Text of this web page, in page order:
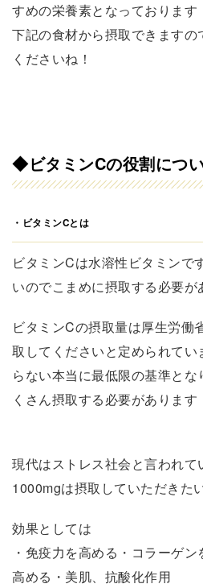
すめの栄養素となっております
下記の食材から摂取できますの
くださいね！
◆ビタミンCの役割につ
・ビタミンCとは
ビタミンCは水溶性ビタミンで
いのでこまめに摂取する必要が
ビタミンCの摂取量は厚生労働
取してくださいと定められて
らない本当に最低限の基準と
くさん摂取する必要があります
現代はストレス社会と言われ
1000mgは摂取していただきた
効果としては
・免疫力を高める・コラーゲ
高める・美肌、抗酸化作用